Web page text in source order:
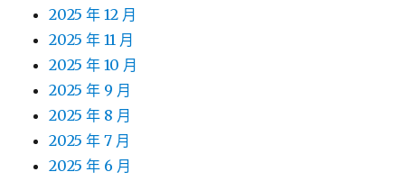
2025 年 12 月
2025 年 11 月
2025 年 10 月
2025 年 9 月
2025 年 8 月
2025 年 7 月
2025 年 6 月